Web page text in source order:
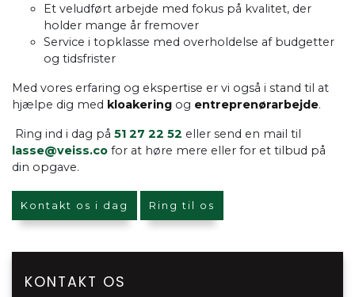
Et veludført arbejde med fokus på kvalitet, der
holder mange år fremover
Service i topklasse med overholdelse af budgetter
og tidsfrister
Med vores erfaring og ekspertise er vi også i stand til at
hjælpe dig med kloakering og entreprenørarbejde.
Ring ind i dag på 51 27 22 52 eller send en mail til
lasse@veiss.co for at høre mere eller for et tilbud på
din opgave.
Kontakt os i dag Ring til os
KONTAKT OS